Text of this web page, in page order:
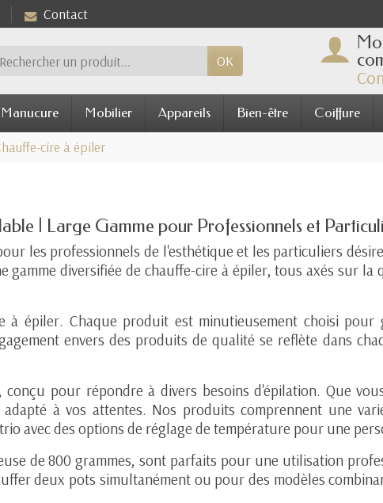
Contact
OK
Manucure Mobilier Appareils Bien-être Coiffure
cire à épiler
| Large Gamme pour Professionnels et
les professionnels de l'esthétique et les particuliers
diversifiée de chauffe-cire à épiler, tous axés sur la
à épiler. Chaque produit est minutieusement choisi pour
envers des produits de qualité se reflète dans
pour répondre à divers besoins d'épilation. Que
à vos attentes. Nos produits comprennent une
avec des options de réglage de température pour une
de 800 grammes, sont parfaits pour une utilisation
deux pots simultanément ou pour des modèles